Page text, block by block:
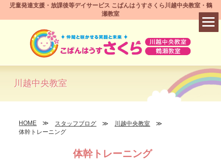
児童発達支援・放課後等デイサービス こぱんはうすさくら川越中央教室・鶴
瀬教室
川越中央教室
HOME スタッフブログ
川越中央教室
体幹トレーニング
体幹トレーニング